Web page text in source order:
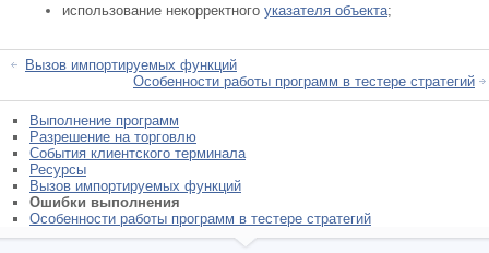
использование некорректного указателя объекта;
Вызов импортируемых функций
Особенности работы программ в тестере стратегий
Выполнение программ
Разрешение на торговлю
События клиентского терминала
Ресурсы
Вызов импортируемых функций
Ошибки выполнения
Особенности работы программ в тестере стратегий